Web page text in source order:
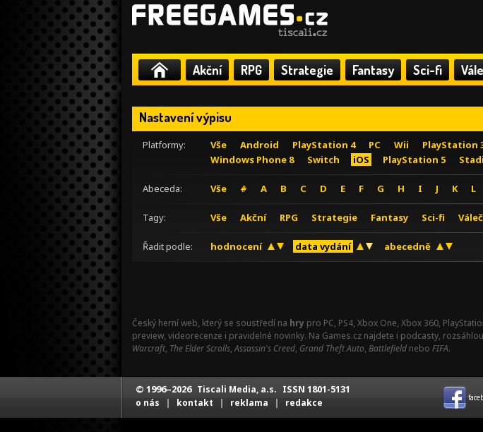
Akční RPG Strategie Fantasy Sci-fi
Nastavení výpisu
Platformy: Vše Android PlayStation 4 PC Wii PlayStation
Windows Phone 8
Switch iOS PlayStation 5
Abeceda: Vše # A B C D E F G H I J K L
Tagy: Vše Akční RPG Strategie Fantasy Sci-fi
Řadit podle: hodnocení data vydání abecedně
Český herní web, který se soustředí na hry pro PC, PS4, Xbox One, Xbox 360,
preview, videorecenze i pravidelné novinky. Na Games.cz najdete i podcasty,
Warcraft, The Elder Scrolls,Assassin's Creed, Grand Theft Auto, Battlefield nebo FIFA.
© 1996–2026 Tiscali Media, a.s. ISSN 1801-5131
o nás | kontakt | reklama | redakce